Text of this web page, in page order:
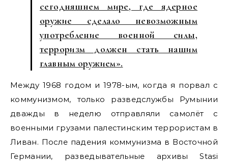
сегодняшнем мире, где ядерное
оружие сделало невозможным
употребление военной силы,
терроризм должен стать нашим
главным оружием».
Между 1968 годом и 1978-ым, когда я порвал с
коммунизмом, только разведслужбы Румынии
дважды в неделю отправляли самолёт с
военными грузами палестинским террористам в
Ливан. После падения коммунизма в Восточной
Германии, разведывательные архивы Stasi